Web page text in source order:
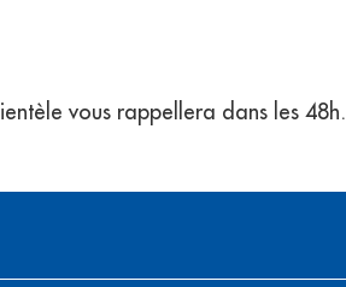
vous rappellera dans les 48h.